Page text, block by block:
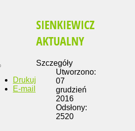
SIENKIEWICZ
AKTUALNY
Drukuj
E-mail
Szczegóły
Utworzono:
07
grudzień
2016
Odsłony:
2520